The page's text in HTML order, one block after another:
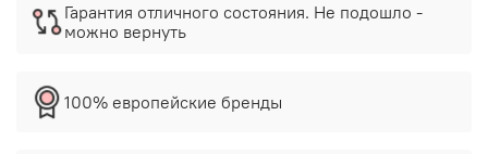
Гарантия отличного состояния. Не подошло -
можно вернуть
100% европейские бренды